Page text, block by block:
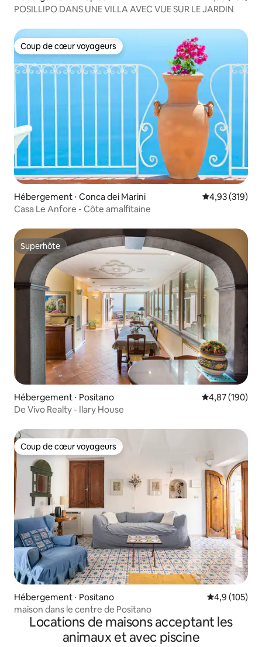
POSILLIPO DANS UNE VILLA AVEC VUE SUR LE JARDIN
Coup de cœur voyageurs
Coup de cœur voyageurs
Hébergement ⋅ Conca dei Marini Évaluation
4,93 (319)
Casa Le Anfore - Côte amalfitaine
Superhôte
Superhôte
Hébergement ⋅ Positano Évaluation
4,87 (190)
De Vivo Realty - Ilary House
Coup de cœur voyageurs
Coup de cœur voyageurs
Hébergement ⋅ Positano Évaluation
4,9 (105)
maison dans le centre de Positano
Locations de maisons acceptant les
animaux et avec piscine